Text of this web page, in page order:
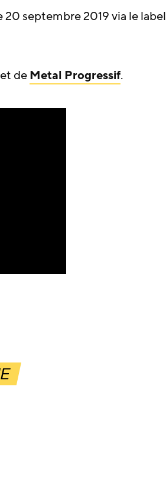
20 septembre 2019 via le label
et deMetal Progressif.